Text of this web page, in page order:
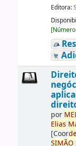
Editora:
[Número
por ME
Elias
[Coor
SIMÃO